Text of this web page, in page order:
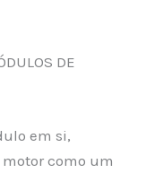
DE
em si,
como um